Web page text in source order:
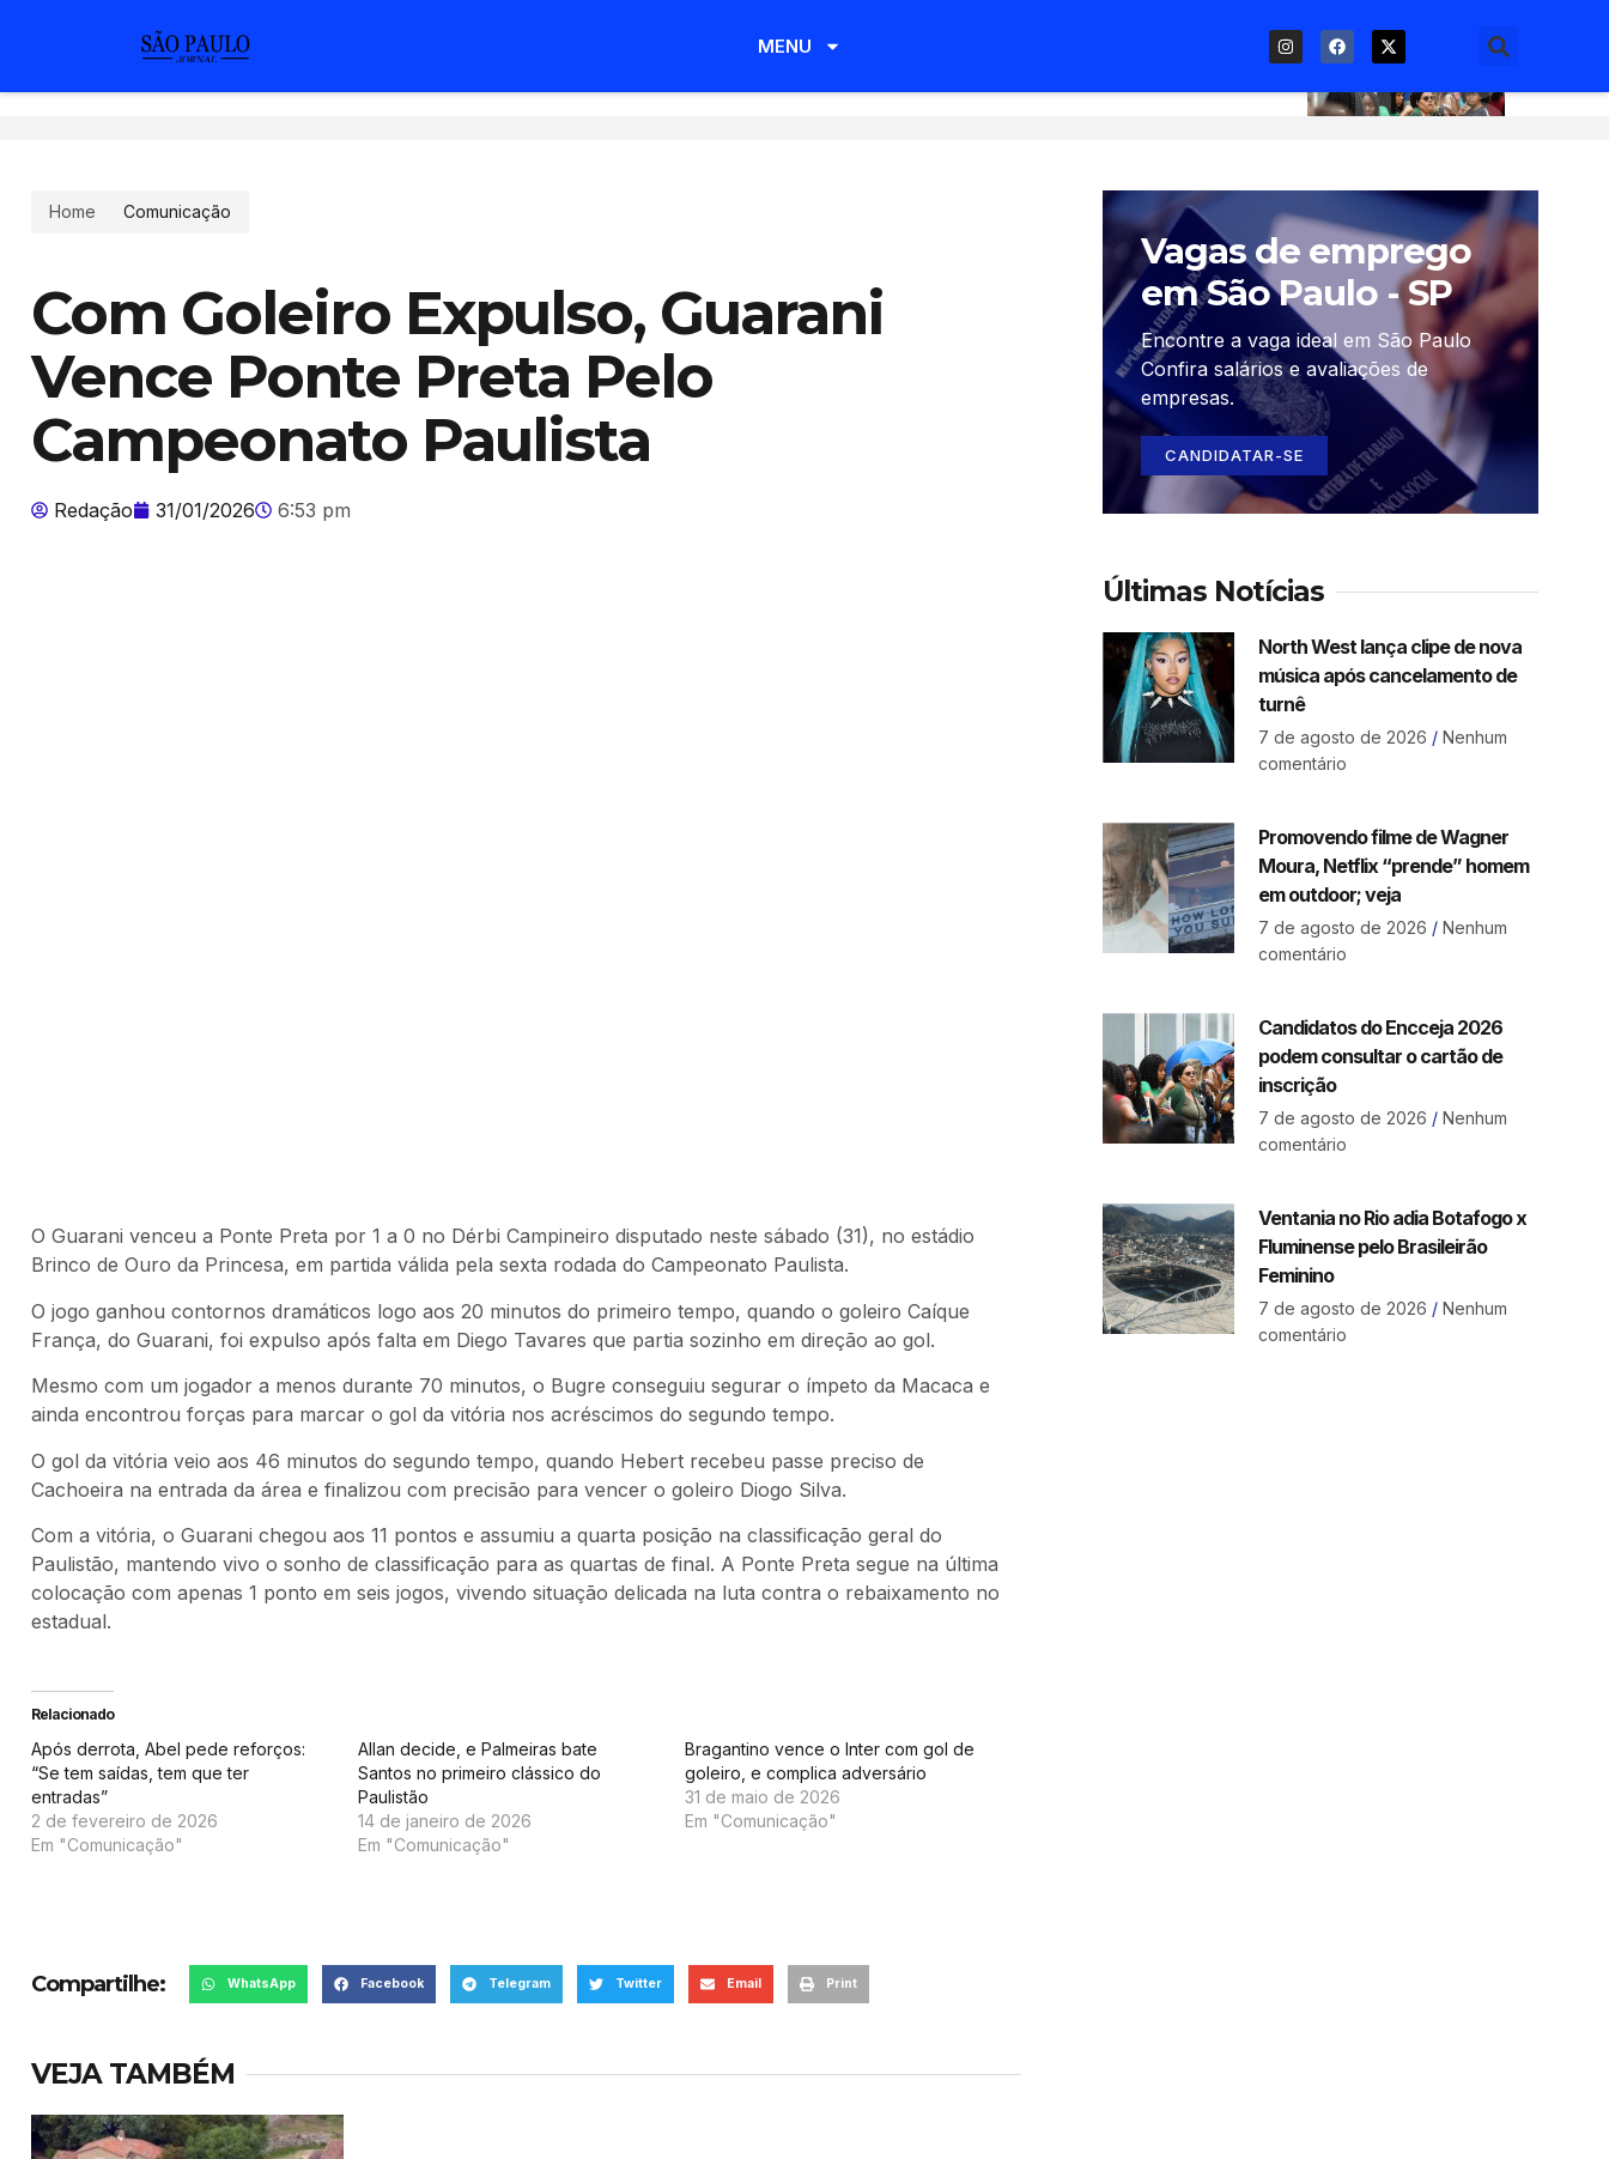
MENU
“prende” Homem Em
Home Comunicação
Com Goleiro Expulso, Guarani
Vence Ponte Preta Pelo
Campeonato Paulista
Redação 31/01/2026 6:53 pm
O Guarani venceu a Ponte Preta por 1 a 0 no Dérbi Campineiro disputado neste sábado (31), no estádio
Brinco de Ouro da Princesa, em partida válida pela sexta rodada do Campeonato Paulista.
O jogo ganhou contornos dramáticos logo aos 20 minutos do primeiro tempo, quando o goleiro Caíque
França, do Guarani, foi expulso após falta em Diego Tavares que partia sozinho em direção ao gol.
Mesmo com um jogador a menos durante 70 minutos, o Bugre conseguiu segurar o ímpeto da Macaca e
ainda encontrou forças para marcar o gol da vitória nos acréscimos do segundo tempo.
O gol da vitória veio aos 46 minutos do segundo tempo, quando Hebert recebeu passe preciso de
Cachoeira na entrada da área e finalizou com precisão para vencer o goleiro Diogo Silva.
Com a vitória, o Guarani chegou aos 11 pontos e assumiu a quarta posição na classificação geral do
Paulistão, mantendo vivo o sonho de classificação para as quartas de final. A Ponte Preta segue na última
colocação com apenas 1 ponto em seis jogos, vivendo situação delicada na luta contra o rebaixamento no
estadual.
Relacionado
Após derrota, Abel pede reforços:
“Se tem saídas, tem que ter
entradas”
2 de fevereiro de 2026
Em "Comunicação"
Allan decide, e Palmeiras bate
Santos no primeiro clássico do
Paulistão
14 de janeiro de 2026
Em "Comunicação"
Bragantino vence o Inter com gol de
goleiro, e complica adversário
31 de maio de 2026
Em "Comunicação"
Compartilhe: WhatsApp Facebook Telegram Twitter Email Print
VEJA TAMBÉM
Vagas de emprego
em São Paulo - SP
Encontre a vaga ideal em São Paulo
Confira salários e avaliações de
empresas.
CANDIDATAR-SE
Últimas Notícias
North West lança clipe de nova
música após cancelamento de
turnê
7 de agosto de 2026 Nenhum
comentário
Promovendo filme de Wagner
Moura, Netflix “prende” homem
em outdoor; veja
7 de agosto de 2026 Nenhum
comentário
Candidatos do Encceja 2026
podem consultar o cartão de
inscrição
7 de agosto de 2026 Nenhum
comentário
Ventania no Rio adia Botafogo x
Fluminense pelo Brasileirão
Feminino
7 de agosto de 2026 Nenhum
comentário